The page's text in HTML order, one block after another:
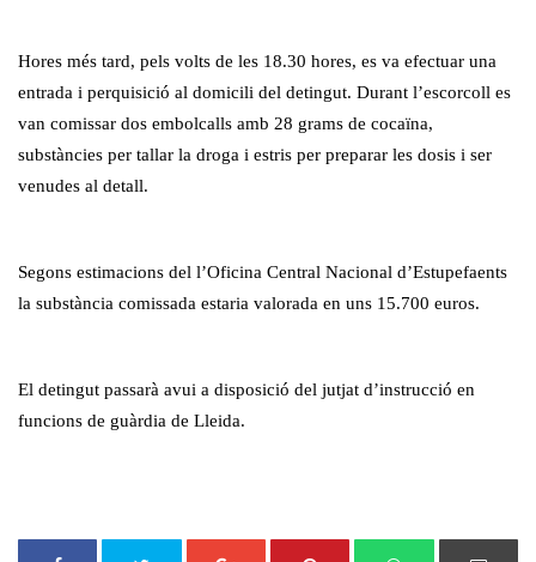
Hores més tard, pels volts de les 18.30 hores, es va efectuar una
entrada i perquisició al domicili del detingut. Durant l’escorcoll es
van comissar dos embolcalls amb 28 grams de cocaïna,
substàncies per tallar la droga i estris per preparar les dosis i ser
venudes al detall.
Segons estimacions del l’Oficina Central Nacional d’Estupefaents
la substància comissada estaria valorada en uns 15.700 euros.
El detingut passarà avui a disposició del jutjat d’instrucció en
funcions de guàrdia de Lleida.